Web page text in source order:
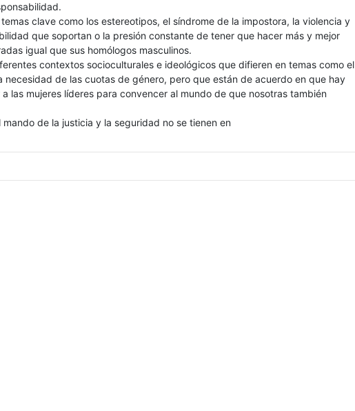
clave como los estereotipos, el síndrome de la impostora, la violencia y
que soportan o la presión constante de tener que hacer más y mejor
igual que sus homólogos masculinos.
contextos socioculturales e ideológicos que difieren en temas como el
necesidad de las cuotas de género, pero que están de acuerdo en que hay
las mujeres líderes para convencer al mundo de que nosotras también
mando de la justicia y la seguridad no se tienen en